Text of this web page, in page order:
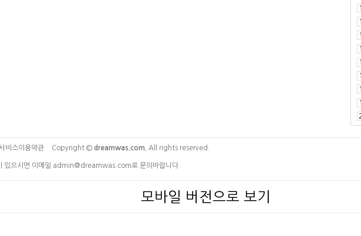
비스이용약관 Copyright © dreamwas.com. All rights reserved.
있으시면 이메일 admin@dreamwas.com로 문의바랍니다.
모바일 버전으로 보기